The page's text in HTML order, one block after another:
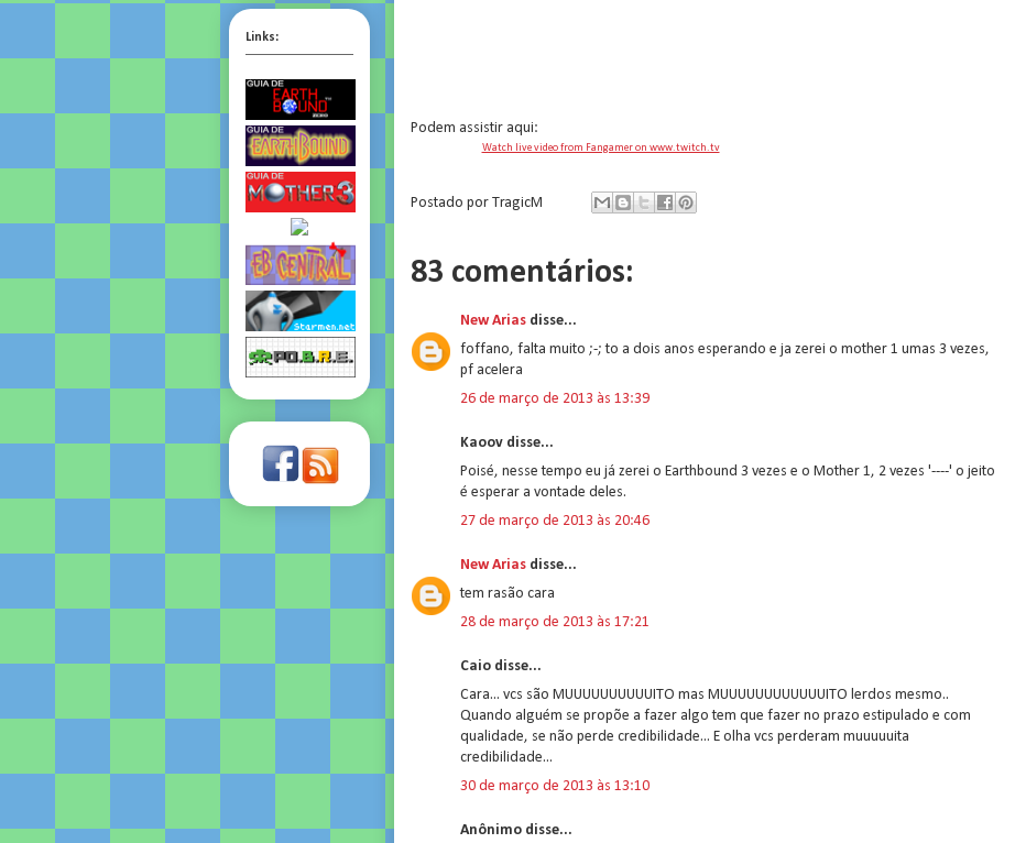
Podem assistir aqui:
Watch live video from Fangamer on www.twitch.tv
Postado por TragicM
83 comentários:
New Arias disse...
foffano, falta muito ;-; to a dois anos esperando e ja zerei o mother 1 umas 3 vezes,
pf acelera
26 de março de 2013 às 13:39
Kaoov disse...
Poisé, nesse tempo eu já zerei o Earthbound 3 vezes e o Mother 1, 2 vezes '----' o jeito
é esperar a vontade deles.
27 de março de 2013 às 20:46
New Arias disse...
tem rasão cara
28 de março de 2013 às 17:21
Caio disse...
Cara... vcs são MUUUUUUUUUUITO mas MUUUUUUUUUUUUITO lerdos mesmo..
Quando alguém se propõe a fazer algo tem que fazer no prazo estipulado e com
qualidade, se não perde credibilidade... E olha vcs perderam muuuuuita
credibilidade...
30 de março de 2013 às 13:10
Anônimo disse...
Links: